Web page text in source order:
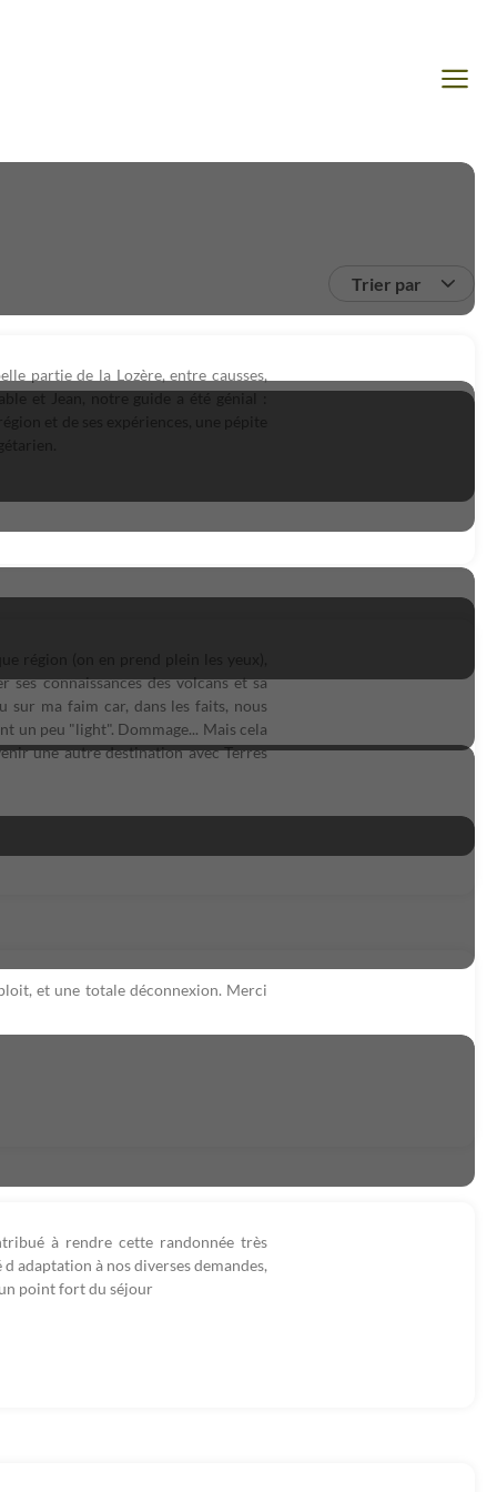
Trier par
partie de la Lozère, entre causses,
connaissances des volcans et sa
sur ma faim car, dans les faits, nous
un peu "light". Dommage... Mais cela
une autre destination avec Terres
et une totale déconnexion. Merci
à rendre cette randonnée très
adaptation à nos diverses demandes,
un point fort du séjour